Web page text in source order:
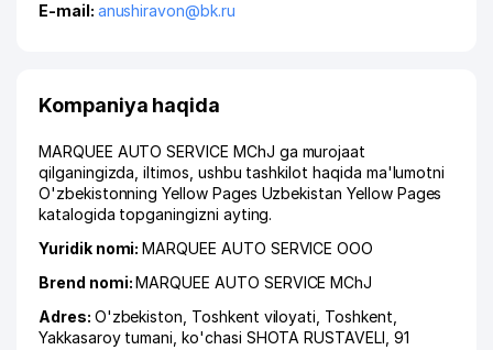
E-mail: anushiravon@bk.ru
Kompaniya haqida
MARQUEE AUTO SERVICE MChJ ga murojaat
qilganingizda, iltimos, ushbu tashkilot haqida ma'lumotni
O'zbekistonning Yellow Pages Uzbekistan Yellow Pages
katalogida topganingizni ayting.
Yuridik nomi:MARQUEE AUTO SERVICE ООО
Brend nomi:MARQUEE AUTO SERVICE MChJ
Adres: O'zbekiston, Toshkent viloyati Toshkent
Yakkasaroy tumani ,ko'chasi SHOTA RUSTAVELI , 91